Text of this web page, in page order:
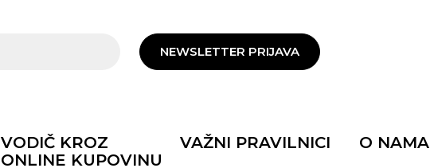
NEWSLETTER PRIJAVA
VODIČ KROZ
ONLINE KUPOVINU
VAŽNI PRAVILNICI O NAMA